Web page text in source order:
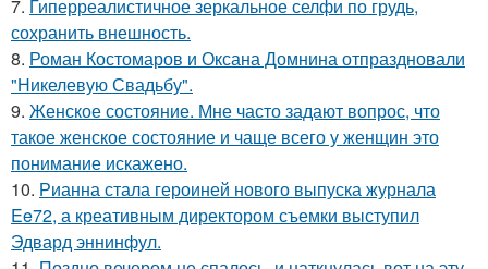
7. Гиперреалистичное зеркальное селфи по грудь,
сохранить внешность.
8. Роман Костомаров и Оксана Домнина отпраздновали
"Никелевую Свадьбу".
9. Женское состояние. Мне часто задают вопрос, что
такое женское состояние и чаще всего у женщин это
понимание искажено.
10. Рианна стала героиней нового выпуска журнала
Ee72, а креативным директором съемки выступил
Эдвард эннинфул.